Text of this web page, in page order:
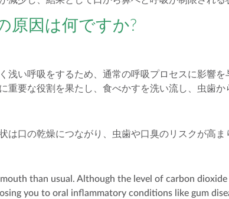
原因は何ですか?
い呼吸をするため、通常の呼吸プロセスに影響を
要な役割を果たし、食べかすを洗い流し、虫歯か
口の乾燥につながり、虫歯や口臭のリスクが高ま
than usual. Although the level of carbon
you to oral inflammatory conditions like gum